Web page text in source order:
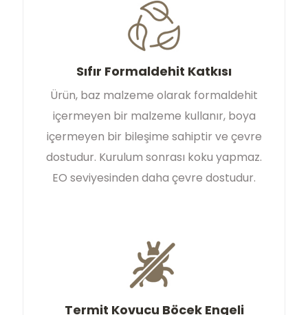
Sıfır Formaldehit Katkısı
Ürün, baz malzeme olarak formaldehit
içermeyen bir malzeme kullanır, boya
içermeyen bir bileşime sahiptir ve çevre
dostudur. Kurulum sonrası koku yapmaz.
EO seviyesinden daha çevre dostudur.
Termit Kovucu Böcek Engeli